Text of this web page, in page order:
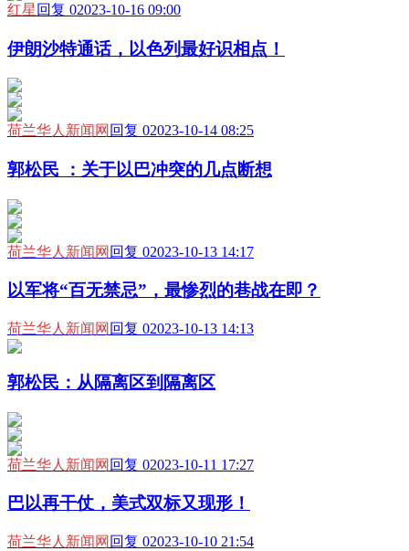
红星 回复 02023-10-16 09:00
伊朗沙特通话，以色列最好识相点！
荷兰华人新闻网 回复 02023-10-14 08:25
郭松民 ：关于以巴冲突的几点断想
荷兰华人新闻网 回复 02023-10-13 14:17
以军将“百无禁忌”，最惨烈的巷战在即？
荷兰华人新闻网 回复 02023-10-13 14:13
郭松民：从隔离区到隔离区
荷兰华人新闻网 回复 02023-10-11 17:27
巴以再干仗，美式双标又现形！
荷兰华人新闻网 回复 02023-10-10 21:54